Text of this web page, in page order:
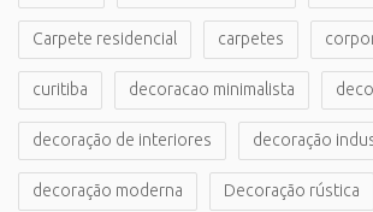
Carpete residencial carpetes
curitiba decoracao minimalista
decoração de interiores decoração
decoração moderna Decoração rústica